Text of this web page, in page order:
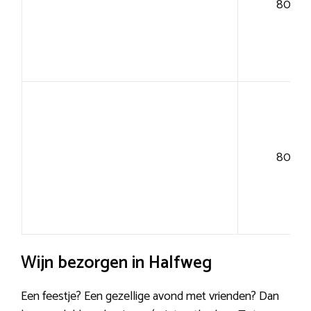
80+
80+
Wijn bezorgen in Halfweg
Een feestje? Een gezellige avond met vrienden? Dan